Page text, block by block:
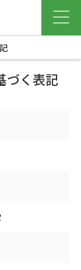
づく表記